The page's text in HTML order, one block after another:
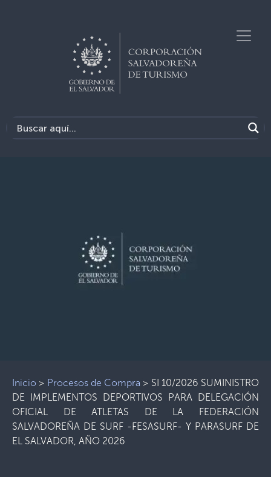
Inicio > Procesos de Compra > SI 10/2026 SUMINISTRO
DE IMPLEMENTOS DEPORTIVOS PARA DELEGACIÓN
OFICIAL DE ATLETAS DE LA FEDERACIÓN
SALVADOREÑA DE SURF -FESASURF- Y PARASURF DE
EL SALVADOR, AÑO 2026